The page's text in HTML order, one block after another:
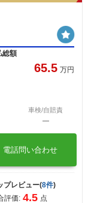
総額
65.5 万円
車検/自賠責
―
電話問い合わせ
プレビュー(8件)
評価: 4.5 点